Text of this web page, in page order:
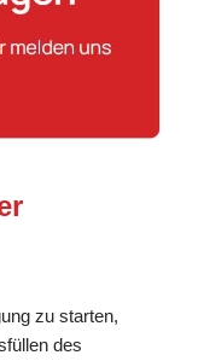
zu starten,
des